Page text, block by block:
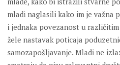
mladi naglasili kako im je važna
i jednaka povezanost u
žele nastavak poticaja
samozapošljavanje. Mladi ne